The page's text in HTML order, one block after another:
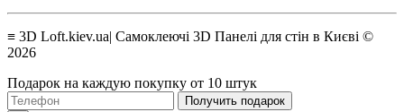
≡ 3D Loft.kiev.ua| Самоклеючі 3D Панелі для стін в Києві ©
2026
Подарок на каждую покупку от 10 штук
Получить подарок